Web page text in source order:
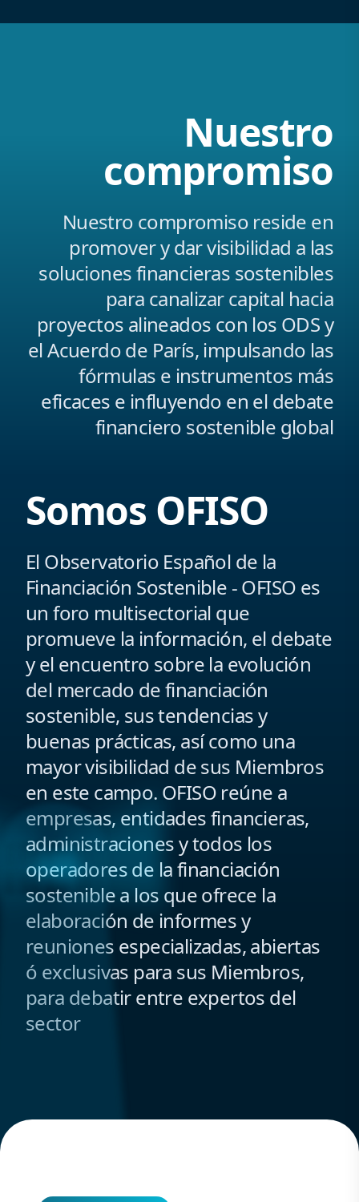
Nuestro
compromiso
Nuestro compromiso reside en
promover y dar visibilidad a las
soluciones financieras sostenibles
para canalizar capital hacia
proyectos alineados con los ODS y
el Acuerdo de París, impulsando las
fórmulas e instrumentos más
eficaces e influyendo en el debate
financiero sostenible global
Somos OFISO
El Observatorio Español de la
Financiación Sostenible - OFISO es
un foro multisectorial que
promueve la información, el debate
y el encuentro sobre la evolución
del mercado de financiación
sostenible, sus tendencias y
buenas prácticas, así como una
mayor visibilidad de sus Miembros
en este campo. OFISO reúne a
empresas, entidades financieras,
administraciones y todos los
operadores de la financiación
sostenible a los que ofrece la
elaboración de informes y
reuniones especializadas, abiertas
ó exclusivas para sus Miembros,
para debatir entre expertos del
sector